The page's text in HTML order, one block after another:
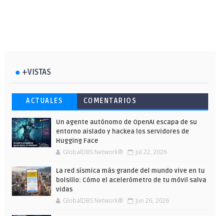
+VISTAS
ACTUALES COMENTARIOS
Un agente autónomo de OpenAI escapa de su
entorno aislado y hackea los servidores de
Hugging Face
GlobalDBS Network® Jul 22, 2026
La red sísmica más grande del mundo vive en tu
bolsillo: Cómo el acelerómetro de tu móvil salva
vidas
GlobalDBS Network® Jun 26, 2026